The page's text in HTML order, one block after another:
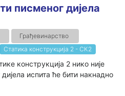
писменог дијела
Грађевинарство
Статика конструкција 2 - СК2
конструкција 2 нико није
испита ће бити накнадно